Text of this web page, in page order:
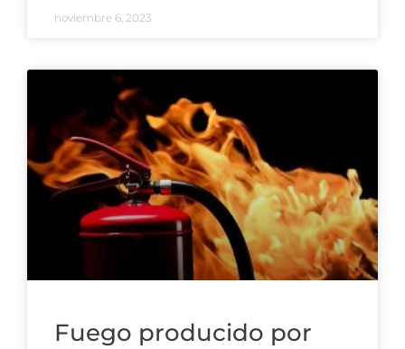
noviembre 6, 2023
Fuego producido por